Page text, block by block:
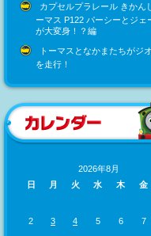
カプセルプラレール きかん
ーマス P122 パーシーとジェ
が大変身！？編
トーマスとなかまたちがジ
を走行！
2026年8月
日
月 火 水 木 金
2 3 4 5 6 7